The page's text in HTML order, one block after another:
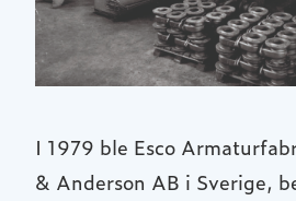
I 1979 ble Esco
& Anderson AB i Sverige,